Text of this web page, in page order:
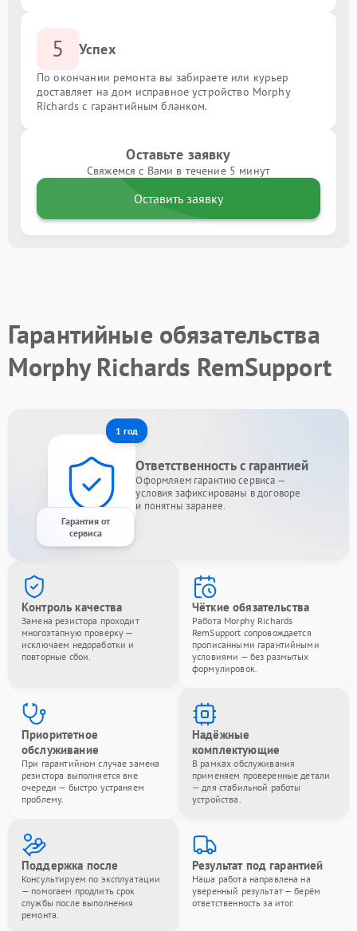
5 Успех
По окончании ремонта вы забираете или курьер
доставляет на дом исправное устройство Morphy
Richards с гарантийным бланком.
Оставьте заявку
Свяжемся с Вами в течение 5 минут
Оставить заявку
Гарантийные обязательства
Morphy Richards RemSupport
1 год
Гарантия от
сервиса
Ответственность с гарантией
Оформляем гарантию сервиса —
условия зафиксированы в договоре
и понятны заранее.
Контроль качества
Замена резистора проходит
многоэтапную проверку —
исключаем недоработки и
повторные сбои.
Чёткие обязательства
Работа Morphy Richards
RemSupport сопровождается
прописанными гарантийными
условиями — без размытых
формулировок.
Приоритетное
обслуживание
При гарантийном случае замена
резистора выполняется вне
очереди — быстро устраняем
проблему.
Надёжные
комплектующие
В рамках обслуживания
применяем проверенные детали
— для стабильной работы
устройства.
Поддержка после
Консультируем по эксплуатации
— помогаем продлить срок
службы после выполнения
ремонта.
Результат под гарантией
Наша работа направлена на
уверенный результат — берём
ответственность за итог.